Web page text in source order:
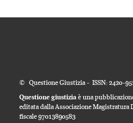
© Questione Giustizia - ISSN: 2420-
Questione giustiziaè una
editata dalla Associazione Magistratura
fiscale 97013890583